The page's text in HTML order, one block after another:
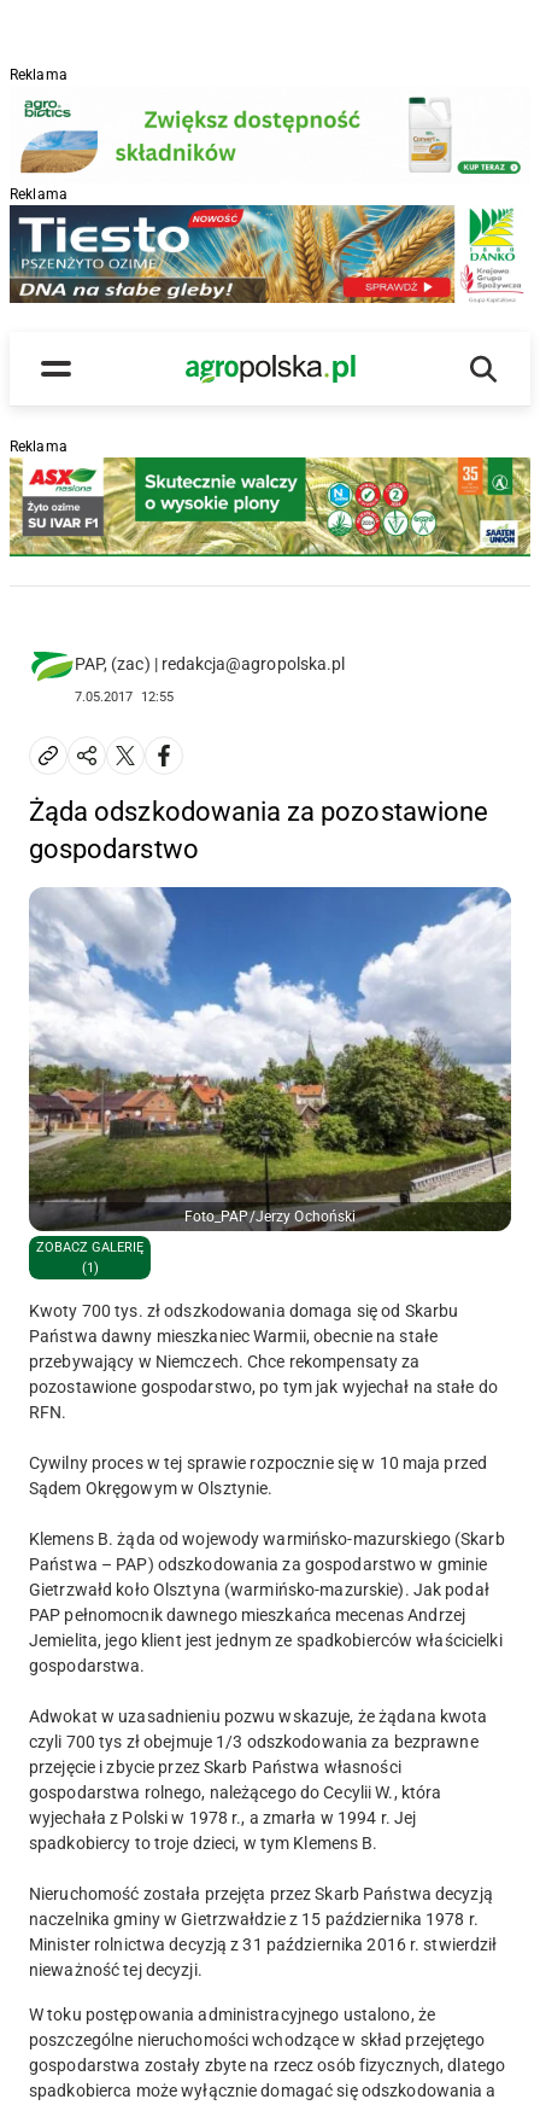
Reklama
Reklama
Menu
Main Logo
Reklama
PAP, (zac) | redakcja@agropolska.pl
7.05.2017 12:55
Żąda odszkodowania za pozostawione
gospodarstwo
Foto_PAP/Jerzy Ochoński
ZOBACZ GALERIĘ
(1)
Kwoty 700 tys. zł odszkodowania domaga się od Skarbu
Państwa dawny mieszkaniec Warmii, obecnie na stałe
przebywający w Niemczech. Chce rekompensaty za
pozostawione gospodarstwo, po tym jak wyjechał na stałe do
RFN.
Cywilny proces w tej sprawie rozpocznie się w 10 maja przed
Sądem Okręgowym w Olsztynie.
Klemens B. żąda od wojewody warmińsko-mazurskiego (Skarb
Państwa – PAP) odszkodowania za gospodarstwo w gminie
Gietrzwałd koło Olsztyna (warmińsko-mazurskie). Jak podał
PAP pełnomocnik dawnego mieszkańca mecenas Andrzej
Jemielita, jego klient jest jednym ze spadkobierców właścicielki
gospodarstwa.
Adwokat w uzasadnieniu pozwu wskazuje, że żądana kwota
czyli 700 tys zł obejmuje 1/3 odszkodowania za bezprawne
przejęcie i zbycie przez Skarb Państwa własności
gospodarstwa rolnego, należącego do Cecylii W., która
wyjechała z Polski w 1978 r., a zmarła w 1994 r. Jej
spadkobiercy to troje dzieci, w tym Klemens B.
Nieruchomość została przejęta przez Skarb Państwa decyzją
naczelnika gminy w Gietrzwałdzie z 15 października 1978 r.
Minister rolnictwa decyzją z 31 października 2016 r. stwierdził
nieważność tej decyzji.
W toku postępowania administracyjnego ustalono, że
poszczególne nieruchomości wchodzące w skład przejętego
gospodarstwa zostały zbyte na rzecz osób fizycznych, dlatego
spadkobierca może wyłącznie domagać się odszkodowania a